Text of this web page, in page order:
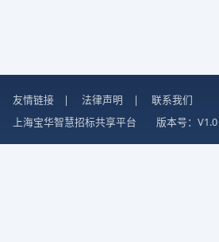
友情链接 | 法律声明 |
联系我们
上海宝华智慧招标共享平台
版本号：V1.0